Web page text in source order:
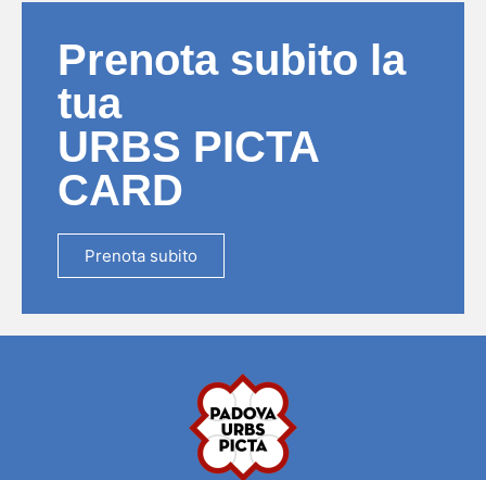
Prenota subito la
tua
URBS PICTA
CARD
Prenota subito